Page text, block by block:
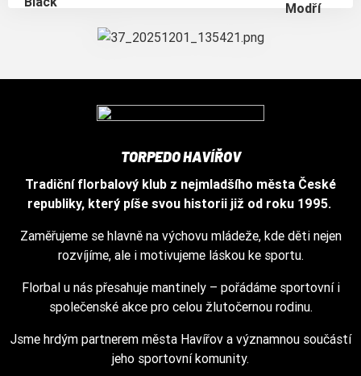
TORPEDO HAVÍŘOV
Tradiční florbalový klub z nejmladšího města České
republiky, který píše svou historii již od roku 1995.
Zaměřujeme se hlavně na výchovu mládeže, kde děti nejen
rozvíjíme, ale i motivujeme láskou ke sportu.
Florbal u nás přesahuje mantinely – pořádáme sportovní i
společenské akce pro celou žlutočernou rodinu.
Jsme hrdým partnerem města Havířov a významnou součástí
jeho sportovní komunity.